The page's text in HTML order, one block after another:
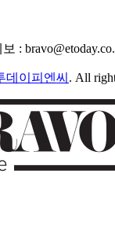
:
데이피엔씨 . All